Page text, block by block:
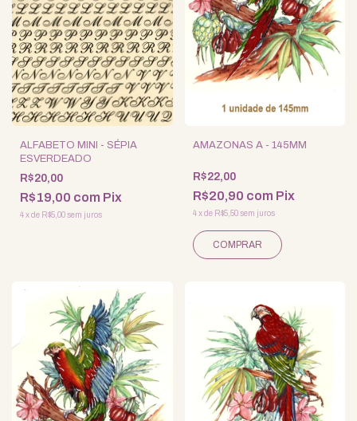
ALFABETO MINI - SÉPIA
ESVERDEADO
R$20,00
R$19,00 com Pix
4xde R$5,00sem juros
AMAZONAS A - 145MM
R$22,00
R$20,90 com Pix
4 xde R$5,50 sem juros